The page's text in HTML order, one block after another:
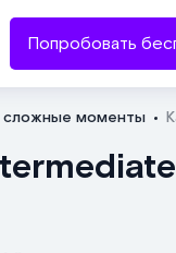
Попробовать
сложные моменты